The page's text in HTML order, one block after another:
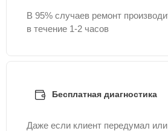
В 95% случаев ремонт
в течение 1-2 часов
Бесплатная диагностика
Даже если клиент передумал